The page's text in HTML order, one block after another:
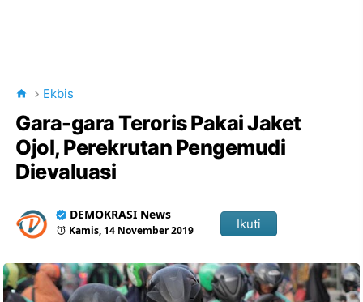
Ekbis
Gara-gara Teroris Pakai Jaket
Ojol, Perekrutan Pengemudi
Dievaluasi
DEMOKRASI News
Kamis, 14 November 2019 Ikuti